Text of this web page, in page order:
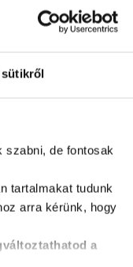
sütikről
szabni, de fontosak
tartalmakat tudunk
arra kérünk, hogy
a